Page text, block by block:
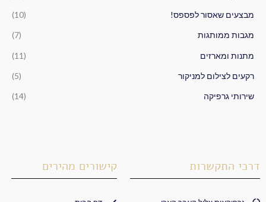
מבצעים שאסור לפספס! (10)
מגבות ממותגות (7)
מתנות ומארזים (11)
רקעים לצילום למניקור (5)
שירותי גרפיקה (14)
דרכי התקשרות קישורים מהירים